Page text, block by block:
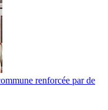
renforcée par de